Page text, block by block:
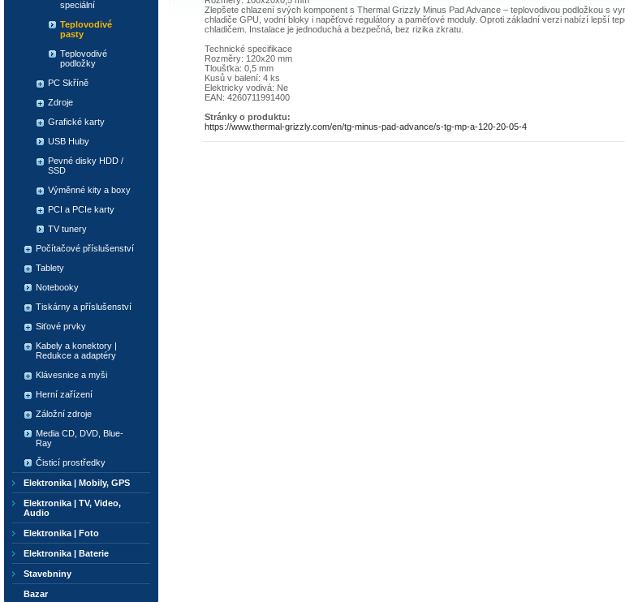
Zlepšete chlazení svých komponent s Thermal Grizzly Minus Pad Advance – teplovodivou podložkou s
chladiče GPU, vodní bloky i napěťové regulátory a paměťové moduly. Oproti základní verzi nabízí lepší
chladičem. Instalace je jednoduchá a bezpečná, bez rizika zkratu.
Technické specifikace
Rozměry: 120x20 mm
Tloušťka: 0,5 mm
Kusů v balení: 4 ks
Elektricky vodivá: Ne
EAN: 4260711991400
Stránky o produktu:
https://www.thermal-grizzly.com/en/tg-minus-pad-advance/s-tg-mp-a-120-20-05-4
speciální
Teplovodivé
pasty
Teplovodivé
podložky
PC Skříně
Zdroje
Grafické karty
USB Huby
Pevné disky HDD /
SSD
Výměnné kity a boxy
PCI a PCIe karty
TV tunery
Počítačové příslušenství
Tablety
Notebooky
Tiskárny a příslušenství
Siťové prvky
Kabely a konektory |
Redukce a adaptéry
Klávesnice a myši
Herní zařízení
Záložní zdroje
Media CD, DVD, Blue-
Ray
Čisticí prostředky
Elektronika | Mobily, GPS
Elektronika | TV, Video,
Audio
Elektronika | Foto
Elektronika | Baterie
Stavebniny
Bazar